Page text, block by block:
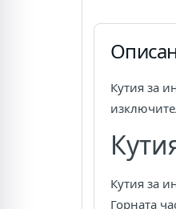
Кутия за
Кутия за
Горната